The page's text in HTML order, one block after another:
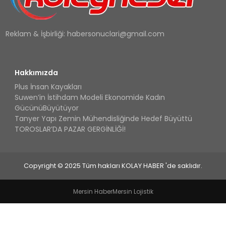
Reklam & İşbirliği: habersonuclari@gmail.com
Hakkımızda
Plus İnsan Kayakları
Suwen’in İstihdam Modeli Ekonomide Kadın
GücünüBüyütüyor
Tanyer Yapı Zemin Mühendisliğinde Hedef Büyüttü
TOROSLAR’DA PAZAR GERGİNLİĞİ!
Copyright © 2025 Tüm hakları KOLAY HABER 'de saklıdır.
Mersin HaberMersin Lojistik